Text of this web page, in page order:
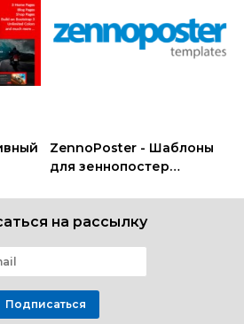
ZennoPoster - Шаблоны
для зеннопостер
на рассылку
Подписаться